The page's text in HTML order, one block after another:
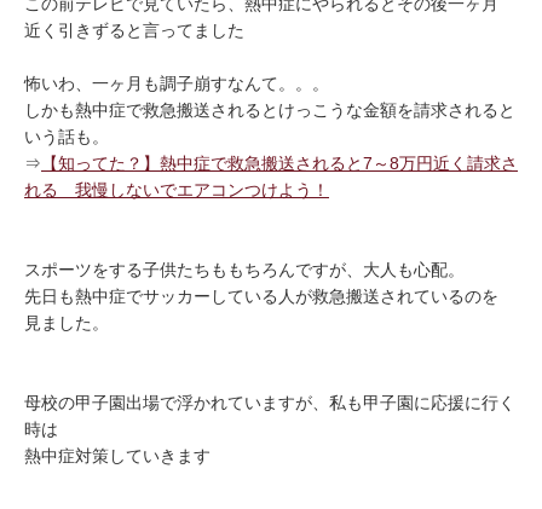
近く引きずると言ってました
怖いわ、一ヶ月も調子崩すなんて。。。
しかも熱中症で救急搬送されるとけっこうな金額を請求されると
いう話も。
⇒ 【知ってた？】熱中症で救急搬送されると7～8万円近く請求さ
れる 我慢しないでエアコンつけよう！
スポーツをする子供たちももちろんですが、大人も心配。
先日も熱中症でサッカーしている人が救急搬送されているのを
見ました。
母校の甲子園出場で浮かれていますが、私も甲子園に応援に行く
時は
熱中症対策していきます